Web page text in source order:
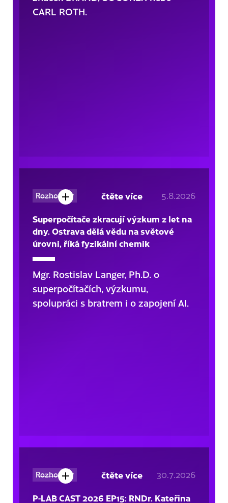
CARL ROTH.
Rozhovory 5.8.2026
Superpočítače zkracují výzkum z let na
dny. Ostrava dělá vědu na světové
úrovni, říká fyzikální chemik
Mgr. Rostislav Langer, Ph.D. o
superpočítačích, výzkumu,
spolupráci s bratrem i o zapojení AI.
čtěte více
Rozhovory 30.7.2026
P-LAB CAST 2026 EP15: RNDr. Kateřina
čtěte více